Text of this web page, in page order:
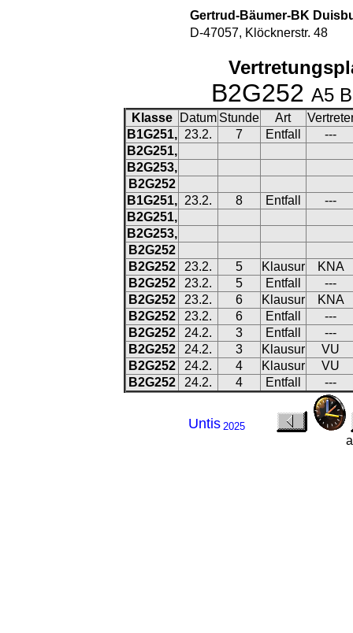
Gertrud-Bäumer-BK
D-47057, Klöcknerstr. 48
B2G252 A5
Klasse Datum Stunde Art
B1G251,
23.2. 7 Entfall
---
B2G251,
B2G253,
B2G252
B1G251,
23.2. 8 Entfall
---
B2G251,
B2G253,
B2G252
B2G252
23.2. 5 Klausur
KNA
B2G252
23.2. 5 Entfall
---
B2G252
23.2. 6 Klausur
KNA
B2G252
23.2. 6 Entfall
---
B2G252
24.2. 3 Entfall
---
B2G252
24.2. 3 Klausur
VU
B2G252
24.2. 4 Klausur
VU
B2G252
24.2. 4 Entfall ---
Untis 2025